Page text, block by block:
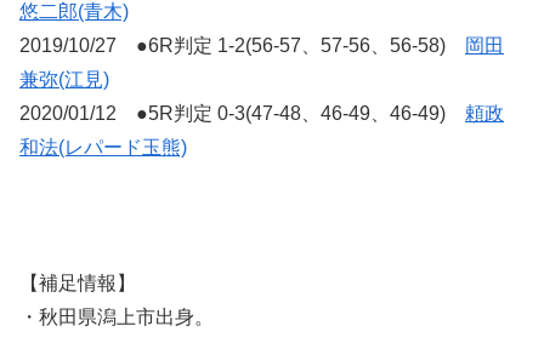
悠二郎(青木)
2019/10/27 ●6R判定 1-2(56-57、57-56、56-58)
岡田
兼弥(江見)
2020/01/12 ●5R判定 0-3(47-48、46-49、46-49) 頼政
和法(レパード玉熊)
【補足情報】
・秋田県潟上市出身。